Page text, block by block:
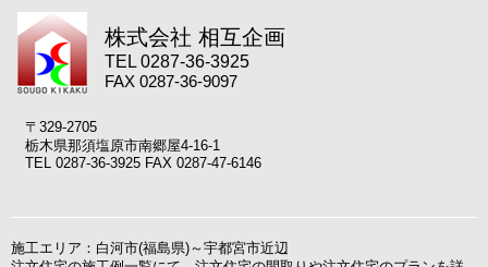
株式会社 相互企画
TEL 0287-36-3925
FAX 0287-36-9097
〒329-2705
栃木県那須塩原市南郷屋4-16-1
TEL 0287-36-3925 FAX 0287-47-6146
施工エリア：白河市(福島県)～宇都宮市近辺